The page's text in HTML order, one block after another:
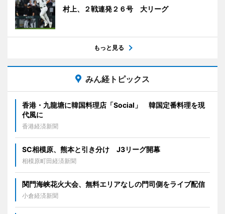
村上、２戦連発２６号 大リーグ
もっと見る
みん経トピックス
香港・九龍塘に韓国料理店「Social」 韓国定番料理を現
代風に
香港経済新聞
SC相模原、熊本と引き分け J3リーグ開幕
相模原町田経済新聞
関門海峡花火大会、無料エリアなしの門司側をライブ配信
小倉経済新聞